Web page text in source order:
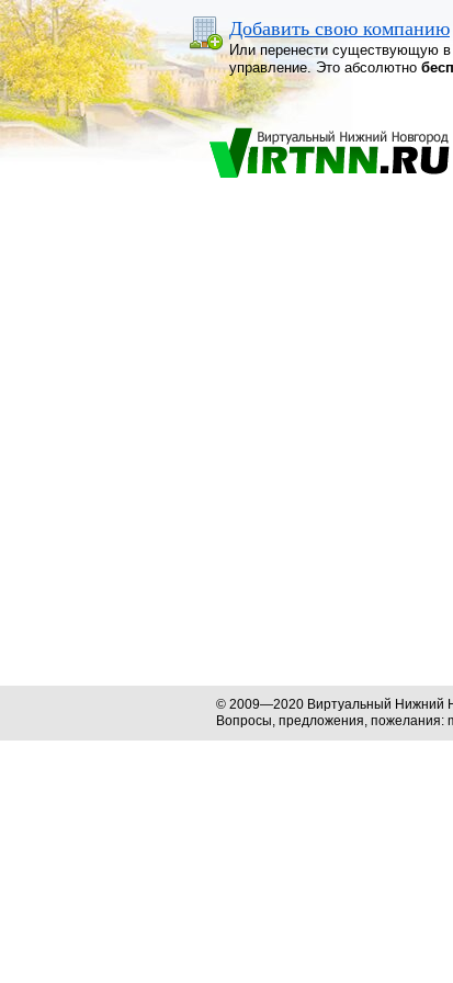
Добавить свою компанию
Или перенести существующую в
управление. Это абсолютно
© 2009—2020 Виртуальный Нижний
Вопросы, предложения, пожелания: